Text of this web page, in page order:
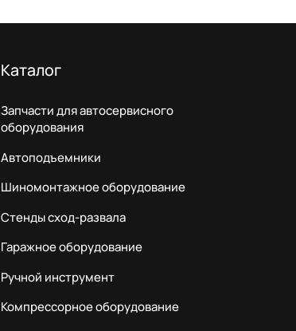
Каталог
Запчасти для автосервисного
оборудования
Автоподъемники
Шиномонтажное оборудование
Стенды сход-развала
Гаражное оборудование
Ручной инструмент
Компрессорное оборудование